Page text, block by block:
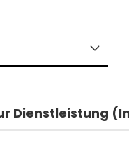
Dienstleistung